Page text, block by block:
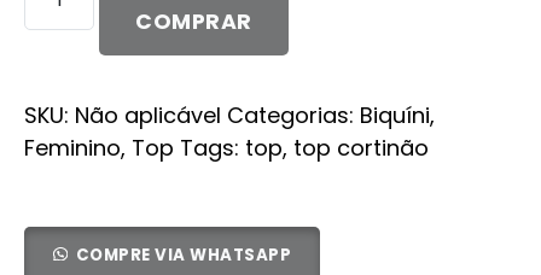
Valdereza
quantidade
COMPRAR
SKU: Não aplicável Categorias: Biquíni,
Feminino, Top Tags: top, top cortinão
COMPRE VIA WHATSAPP